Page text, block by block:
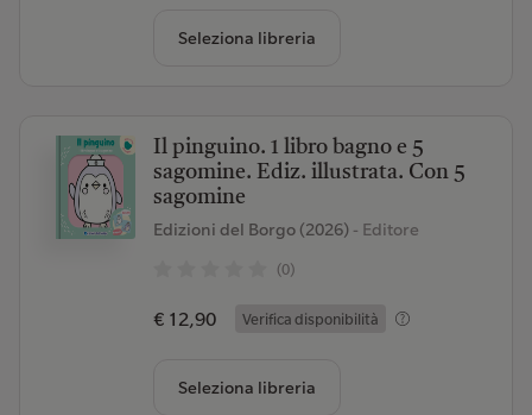
Seleziona libreria
Il pinguino. 1 libro bagno e 5
sagomine. Ediz. illustrata. Con 5
sagomine
Edizioni del Borgo (2026)- Editore
(0)
€ 12,90 Verifica disponibilità
Seleziona libreria